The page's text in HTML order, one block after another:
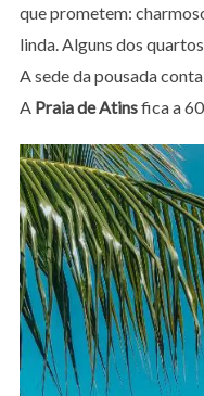
que prometem:
linda. Alguns dos
A sede da pousada
A Praia de Atinsfica a